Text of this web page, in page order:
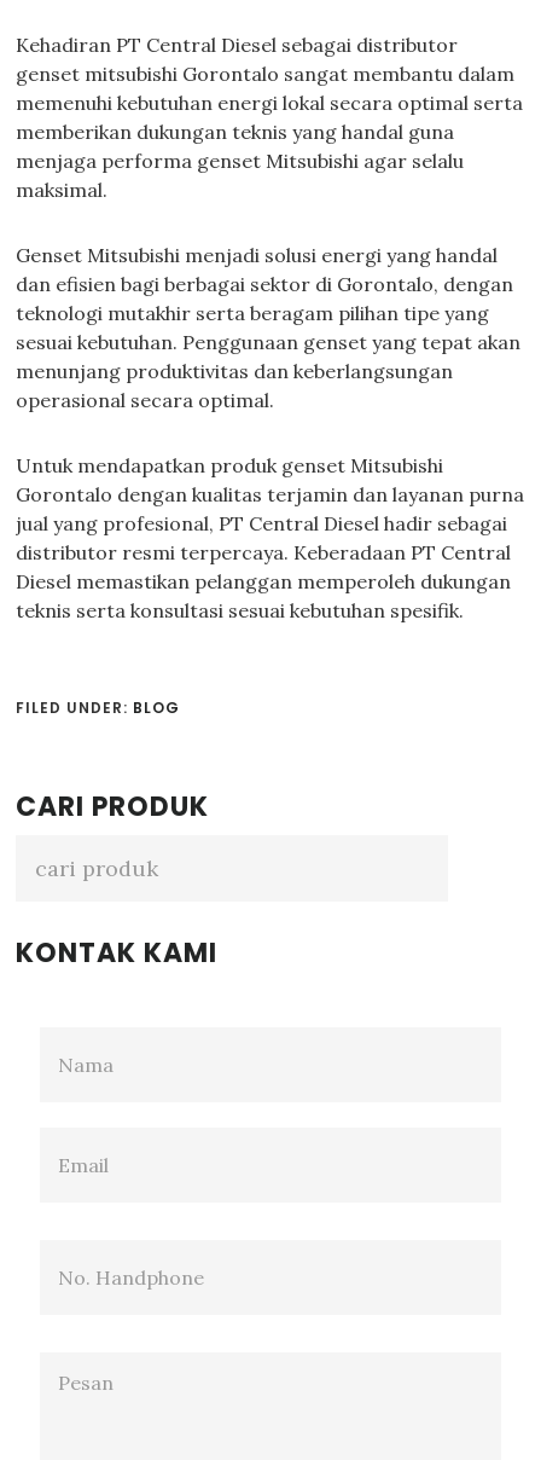
Kehadiran PT Central Diesel sebagai distributor
genset mitsubishi Gorontalo sangat membantu dalam
memenuhi kebutuhan energi lokal secara optimal serta
memberikan dukungan teknis yang handal guna
menjaga performa genset Mitsubishi agar selalu
maksimal.
Genset Mitsubishi menjadi solusi energi yang handal
dan efisien bagi berbagai sektor di Gorontalo, dengan
teknologi mutakhir serta beragam pilihan tipe yang
sesuai kebutuhan. Penggunaan genset yang tepat akan
menunjang produktivitas dan keberlangsungan
operasional secara optimal.
Untuk mendapatkan produk genset Mitsubishi
Gorontalo dengan kualitas terjamin dan layanan purna
jual yang profesional, PT Central Diesel hadir sebagai
distributor resmi terpercaya. Keberadaan PT Central
Diesel memastikan pelanggan memperoleh dukungan
teknis serta konsultasi sesuai kebutuhan spesifik.
FILED UNDER: BLOG
Primary
Sidebar
CARI PRODUK
KONTAK KAMI